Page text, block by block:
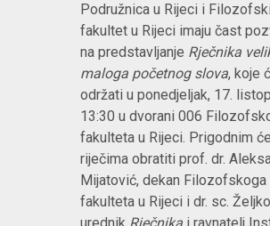
Podružnica u Rijeci i Filozofski
fakultet u Rijeci imaju čast
na predstavljanje Rječnika
maloga početnog slova, koje
održati u ponedjeljak, 17.
13:30 u dvorani 006
fakulteta u Rijeci. Prigodnim
riječima obratiti prof. dr.
Mijatović, dekan Filozofskoga
fakulteta u Rijeci i dr. sc.